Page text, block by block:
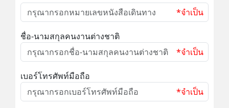
*จำเป็น
ชื่อ-นามสกุลคนงานต่างชาติ
*จำเป็น
เบอร์โทรศัพท์มือถือ
*จำเป็น